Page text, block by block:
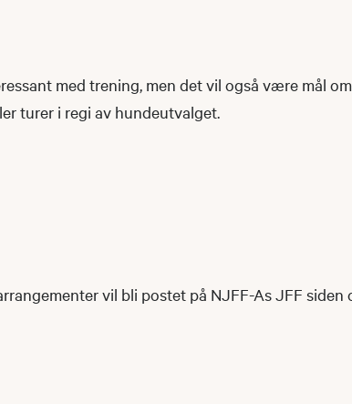
med trening, men det vil også være mål
turer i regi av hundeutvalget.
vil bli postet på NJFF-As JFF siden